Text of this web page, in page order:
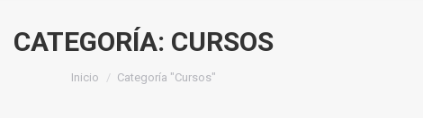
CATEGORÍA: CURSOS
Estás aquí:
Inicio Categoría "Cursos"